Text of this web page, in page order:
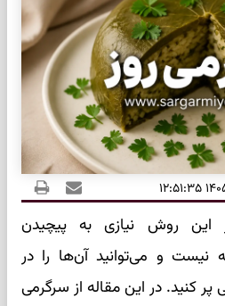
این روش نیازی به پیچیدن
نیست و می‌توانید آن‌ها را در
پر کنید. در این مقاله از سرگرمی